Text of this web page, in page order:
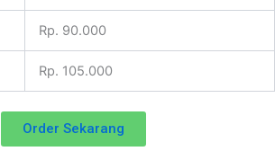
Rp. 90.000
Rp. 105.000
Order Sekarang